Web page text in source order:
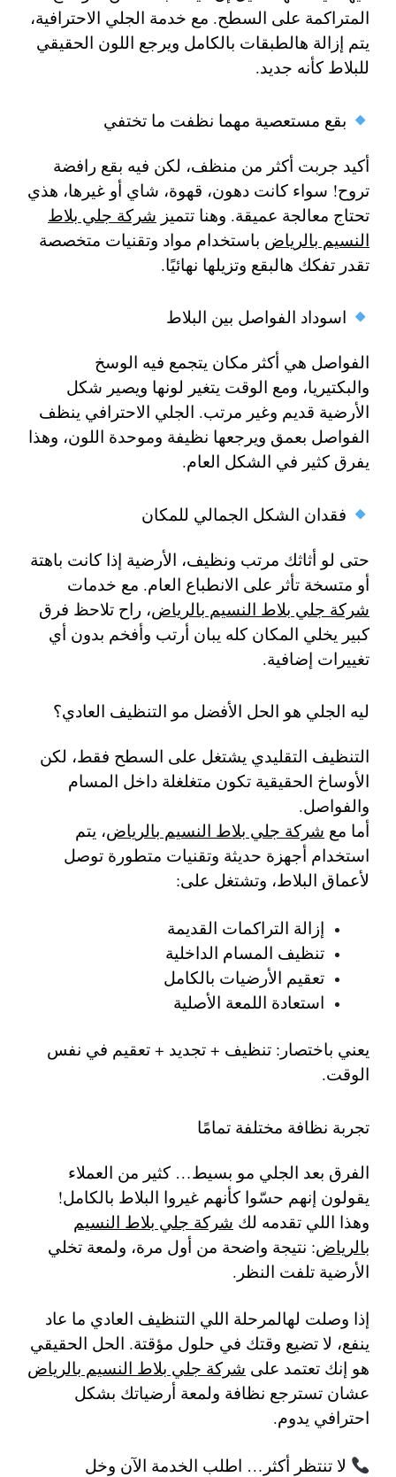
المتراكمة على السطح. مع خدمة الجلي الاحترافية،
يتم إزالة هالطبقات بالكامل ويرجع اللون الحقيقي
للبلاط كأنه جديد.
بقع مستعصية مهما نظفت ما تختفي
أكيد جربت أكثر من منظف، لكن فيه بقع رافضة
تروح! سواء كانت دهون، قهوة، شاي أو غيرها، هذي
تحتاج معالجة عميقة. وهنا تتميز شركة جلي بلاط
النسيم بالرياض باستخدام مواد وتقنيات متخصصة
تقدر تفكك هالبقع وتزيلها نهائيًا.
اسوداد الفواصل بين البلاط
الفواصل هي أكثر مكان يتجمع فيه الوسخ
والبكتيريا، ومع الوقت يتغير لونها ويصير شكل
الأرضية قديم وغير مرتب. الجلي الاحترافي ينظف
الفواصل بعمق ويرجعها نظيفة وموحدة اللون، وهذا
يفرق كثير في الشكل العام.
فقدان الشكل الجمالي للمكان
حتى لو أثاثك مرتب ونظيف، الأرضية إذا كانت باهتة
أو متسخة تأثر على الانطباع العام. مع خدمات
شركة جلي بلاط النسيم بالرياض، راح تلاحظ فرق
كبير يخلي المكان كله يبان أرتب وأفخم بدون أي
تغييرات إضافية.
ليه الجلي هو الحل الأفضل مو التنظيف العادي؟
التنظيف التقليدي يشتغل على السطح فقط، لكن
الأوساخ الحقيقية تكون متغلغلة داخل المسام
والفواصل.
أما مع شركة جلي بلاط النسيم بالرياض، يتم
استخدام أجهزة حديثة وتقنيات متطورة توصل
لأعماق البلاط، وتشتغل على:
إزالة التراكمات القديمة
تنظيف المسام الداخلية
تعقيم الأرضيات بالكامل
استعادة اللمعة الأصلية
يعني باختصار: تنظيف + تجديد + تعقيم في نفس
الوقت.
تجربة نظافة مختلفة تمامًا
الفرق بعد الجلي مو بسيط… كثير من العملاء
يقولون إنهم حسّوا كأنهم غيروا البلاط بالكامل!
وهذا اللي تقدمه لك شركة جلي بلاط النسيم
بالرياض: نتيجة واضحة من أول مرة، ولمعة تخلي
الأرضية تلفت النظر.
إذا وصلت لهالمرحلة اللي التنظيف العادي ما عاد
ينفع، لا تضيع وقتك في حلول مؤقتة. الحل الحقيقي
هو إنك تعتمد على شركة جلي بلاط النسيم بالرياض
عشان تسترجع نظافة ولمعة أرضياتك بشكل
احترافي يدوم.
لا تنتظر أكثر… اطلب الخدمة الآن وخل